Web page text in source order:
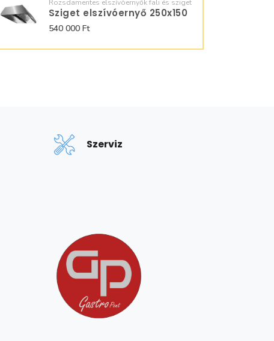
Rozsdamentes elszívóernyők fali és sziget
Sziget elszívóernyő 250x150
540 000 Ft
Szerviz